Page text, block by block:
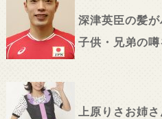
深津英臣の髪
子供・兄弟の
上原りさお姉